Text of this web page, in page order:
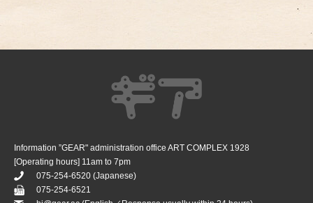
Information ”GEAR" administration office ART COMPLEX 1928
[Operating hours] 11am to 7pm
075-254-6520 (Japanese)
075-254-6521